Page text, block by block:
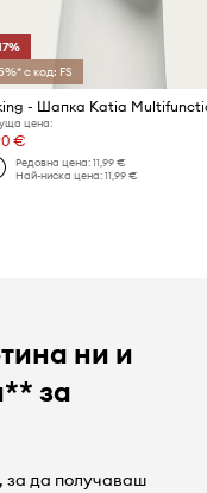
с код: FS
- Шапка Katia
цена:
€
Редовна цена: 11,99 €
Най-ниска цена: 11,99 €
ни и
за
за да получаваш